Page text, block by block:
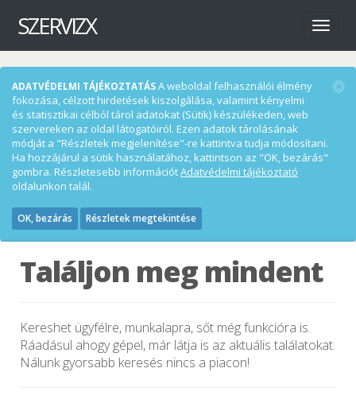
Menü
SZERVIZX
ADATVÉDELMI TÁJÉKOZTATÁSA weboldal felhasználói élmény
fokozása, célzott hirdetések kiszolgálása, valamint kényelmi
és statisztikai célból tárol adatokat (Sütik) készülékeden, web
szervereken az oldal látogatóiról. Ezen adatok tárolásának
módját a "Részletek megjelenítése"-re kattintva tudja módosítani.
Ha hozzájárul a sütik használatához, kattintson az "OK, bezárás"
gombra. Részletesebb információtAdatvédelmi tájékoztató
oldalunkon talál.
OK, bezárás Részletek megtekintése
Találjon meg mindent
Kereshet ügyfélre, munkalapra, sőt még funkcióra is.
Ráadásul ahogy gépel, már látja is az aktuális találatokat.
Nálunk gyorsabb keresés nincs a piacon!